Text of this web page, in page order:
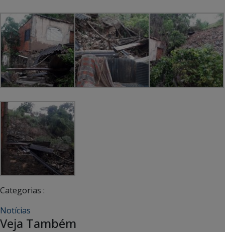
Categorias :
Notícias
Veja Também